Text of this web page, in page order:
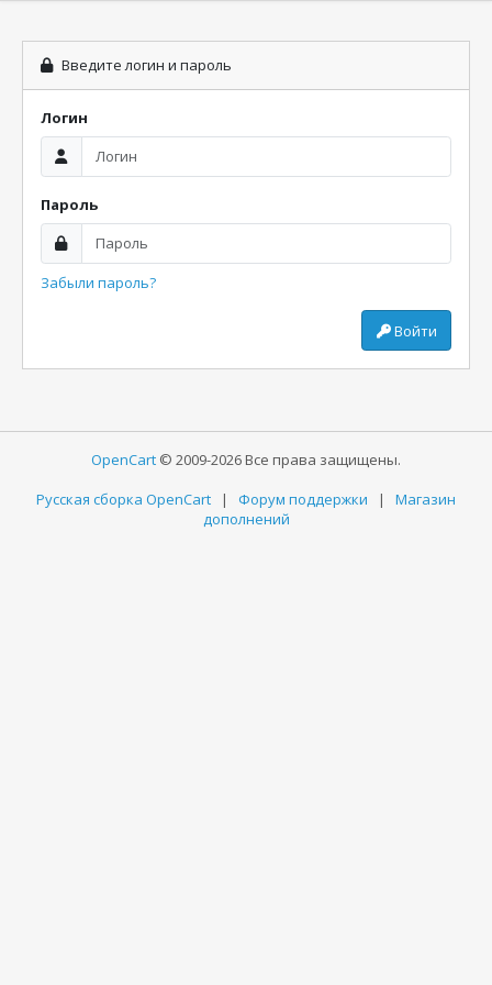
Введите логин и пароль
Логин
Пароль
Забыли пароль?
Войти
OpenCart © 2009-2026 Все права защищены.
Русская сборка OpenCart | Форум поддержки | Магазин
дополнений